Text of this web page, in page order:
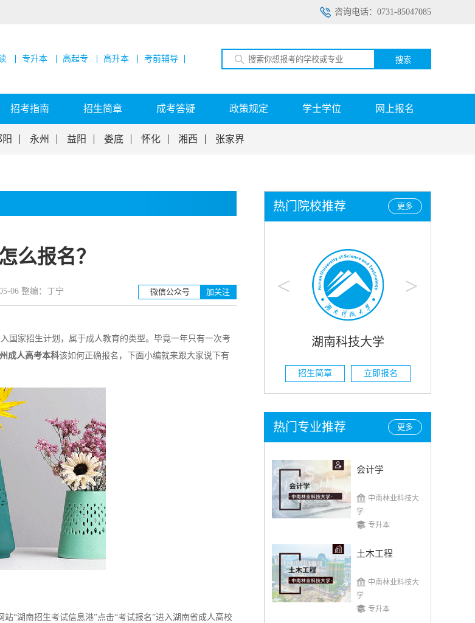
咨询电话：0731-85047085
专升本 高起专 高升本 考前辅导 搜索
招考指南 招生简章 成考答疑 政策规定 学士学位 网上报名
阳 永州 益阳 娄底 怀化 湘西 张家界
么报名？
06 整编：丁宁 微信公众号 加关注
国家招生计划，属于成人教育的类型。毕竟一年只有一次考
成人高考本科该如何正确报名，下面小编就来跟大家说下有
“湖南招生考试信息港”点击“考试报名”进入湖南省成人高校
更多
热门院校推荐
< >
南工业大学 湖南科技大学 湖南农业大学
招生简章 立即报名
更多
热门专业推荐
会计学
中南林业科技大
学
专升本
土木工程
中南林业科技大
学
专升本